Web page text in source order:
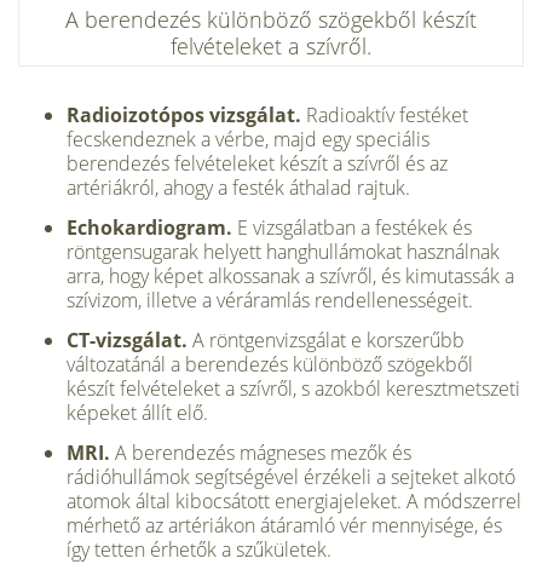
A berendezés különböző szögekből készít
felvételeket a szívről.
Radioizotópos vizsgálat. Radioaktív festéket
fecskendeznek a vérbe, majd egy speciális
berendezés felvételeket készít a szívről és az
artériákról, ahogy a festék áthalad rajtuk.
Echokardiogram. E vizsgálatban a festékek és
röntgensugarak helyett hanghullámokat használnak
arra, hogy képet alkossanak a szívről, és kimutassák a
szívizom, illetve a véráramlás rendellenességeit.
CT-vizsgálat. A röntgenvizsgálat e korszerűbb
változatánál a berendezés különböző szögekből
készít felvételeket a szívről, s azokból keresztmetszeti
képeket állít elő.
MRI. A berendezés mágneses mezők és
rádióhullámok segítségével érzékeli a sejteket alkotó
atomok által kibocsátott energiajeleket. A módszerrel
mérhető az artériákon átáramló vér mennyisége, és
így tetten érhetők a szűkületek.